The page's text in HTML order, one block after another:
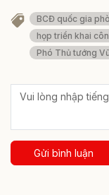
BCĐ quốc gia
họp triển khai
Phó Thủ tướng
Gửi bình luận